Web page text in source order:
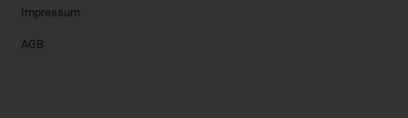
Impressum
AGB